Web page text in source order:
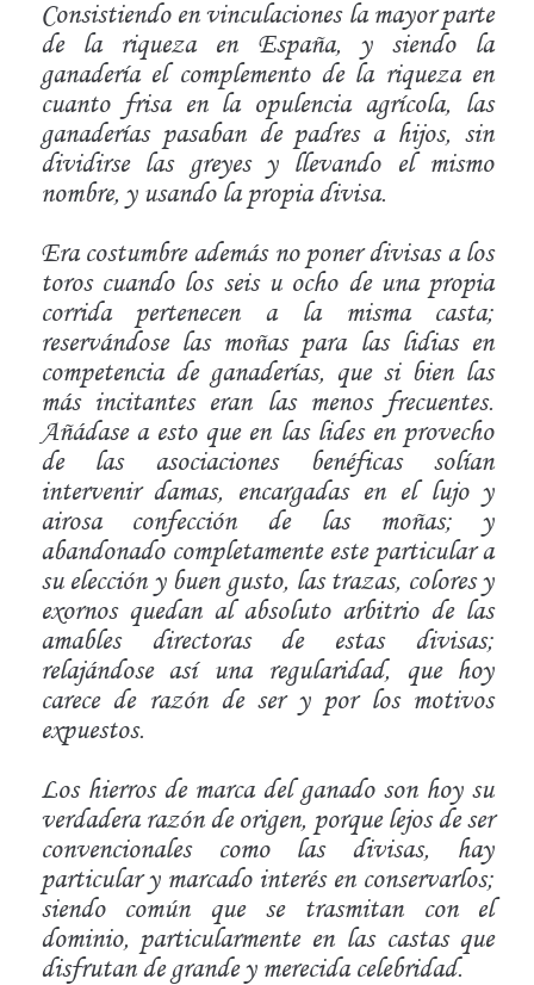
Consistiendo en vinculaciones la mayor parte
de la riqueza en España, y siendo la
ganadería el complemento de la riqueza en
cuanto frisa en la opulencia agrícola, las
ganaderías pasaban de padres a hijos, sin
dividirse las greyes y llevando el mismo
nombre, y usando la propia divisa.
Era costumbre además no poner divisas a los
toros cuando los seis u ocho de una propia
corrida pertenecen a la misma casta;
reservándose las moñas para las lidias en
competencia de ganaderías, que si bien las
más incitantes eran las menos frecuentes.
Añádase a esto que en las lides en provecho
de las asociaciones benéficas solían
intervenir damas, encargadas en el lujo y
airosa confección de las moñas; y
abandonado completamente este particular a
su elección y buen gusto, las trazas, colores y
exornosquedan al absoluto arbitrio de las
amables directoras de estas divisas;
relajándose así una regularidad, que hoy
carece de razón de ser y por los motivos
expuestos.
Los hierros de marca del ganado son hoy su
verdadera razón de origen, porque lejos de ser
convencionales como las divisas, hay
particular y marcado interés en conservarlos;
siendo común que se trasmitan con el
dominio, particularmente en las castas que
disfrutan de grande y merecida celebridad.